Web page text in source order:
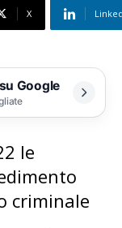
X
Google
le
criminale